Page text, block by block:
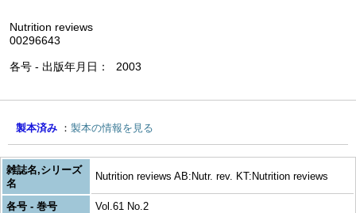
Nutrition reviews
00296643
各号 - 出版年月日 2003
製本済み 製本の情報を見る
雑誌名,シリーズ
名
Nutrition reviews AB:Nutr. rev. KT:Nutrition reviews
各号 - 巻号
Vol.61 No.2